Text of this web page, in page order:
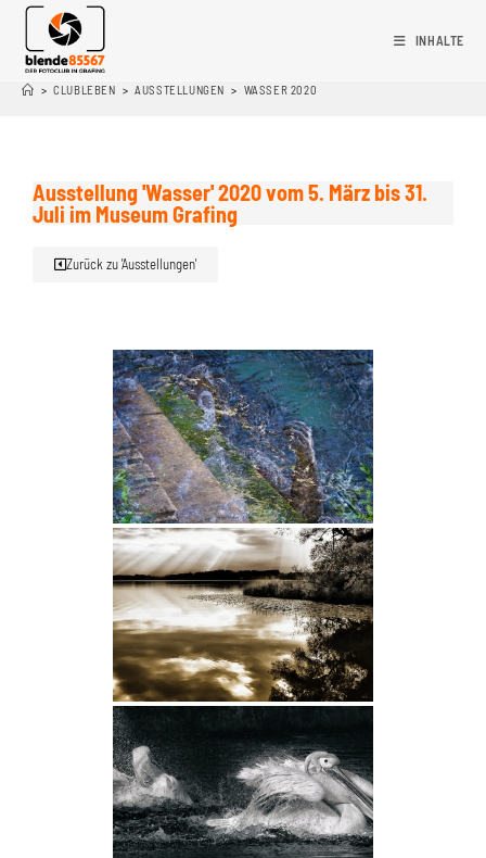
INHALTE
> CLUBLEBEN > AUSSTELLUNGEN > WASSER 2020
Ausstellung 'Wasser' 2020 vom 5. März bis 31.
Juli im Museum Grafing
Zurück zu 'Ausstellungen'